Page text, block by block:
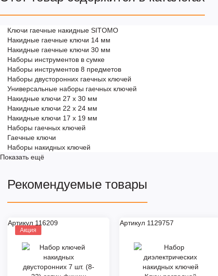
Ключи гаечные накидные SITOMO
Накидные гаечные ключи 14 мм
Накидные гаечные ключи 30 мм
Наборы инструментов в сумке
Наборы инструментов 8 предметов
Наборы двусторонних гаечных ключей
Универсальные наборы гаечных ключей
Накидные ключи 27 х 30 мм
Накидные ключи 22 х 24 мм
Накидные ключи 17 х 19 мм
Наборы гаечных ключей
Гаечные ключи
Наборы накидных ключей
Показать ещё
Рекомендуемые товары
Артикул 116209
Акция
Артикул 1129757